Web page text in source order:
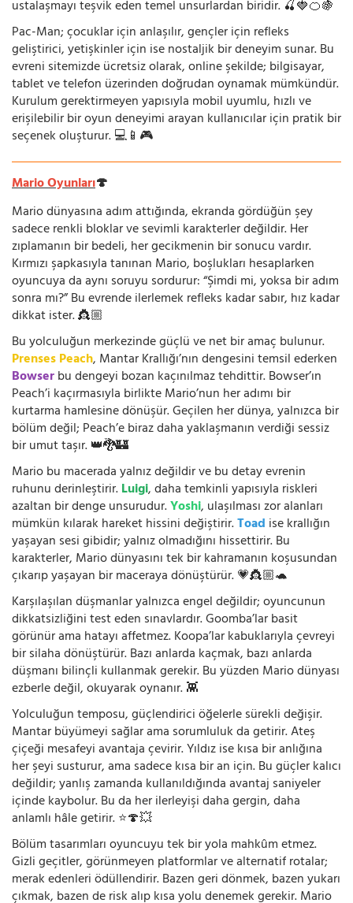
ustalaşmayı teşvik eden temel unsurlardan biridir. 🍒🍓🍊🍇
Pac-Man; çocuklar için anlaşılır, gençler için refleks
geliştirici, yetişkinler için ise nostaljik bir deneyim sunar. Bu
evreni sitemizde ücretsiz olarak, online şekilde; bilgisayar,
tablet ve telefon üzerinden doğrudan oynamak mümkündür.
Kurulum gerektirmeyen yapısıyla mobil uyumlu, hızlı ve
erişilebilir bir oyun deneyimi arayan kullanıcılar için pratik bir
seçenek oluşturur. 💻📱🎮
Mario Oyunları🍄
Mario dünyasına adım attığında, ekranda gördüğün şey
sadece renkli bloklar ve sevimli karakterler değildir. Her
zıplamanın bir bedeli, her gecikmenin bir sonucu vardır.
Kırmızı şapkasıyla tanınan Mario, boşlukları hesaplarken
oyuncuya da aynı soruyu sordurur: “Şimdi mi, yoksa bir adım
sonra mı?” Bu evrende ilerlemek refleks kadar sabır, hız kadar
dikkat ister. 👸🏼
Bu yolculuğun merkezinde güçlü ve net bir amaç bulunur.
Prenses Peach, Mantar Krallığı’nın dengesini temsil ederken
Bowserbu dengeyi bozan kaçınılmaz tehdittir. Bowser’ın
Peach’i kaçırmasıyla birlikte Mario’nun her adımı bir
kurtarma hamlesine dönüşür. Geçilen her dünya, yalnızca bir
bölüm değil; Peach’e biraz daha yaklaşmanın verdiği sessiz
bir umut taşır. 👑🐉🏰
Mario bu macerada yalnız değildir ve bu detay evrenin
ruhunu derinleştirir.Luigi, daha temkinli yapısıyla riskleri
azaltan bir denge unsurudur.Yoshi, ulaşılması zor alanları
mümkün kılarak hareket hissini değiştirir.Toad ise krallığın
yaşayan sesi gibidir; yalnız olmadığını hissettirir. Bu
karakterler, Mario dünyasını tek bir kahramanın koşusundan
çıkarıp yaşayan bir maceraya dönüştürür. 💗👸🏼🐢
Karşılaşılan düşmanlar yalnızca engel değildir; oyuncunun
dikkatsizliğini test eden sınavlardır. Goomba’lar basit
görünür ama hatayı affetmez. Koopa’lar kabuklarıyla çevreyi
bir silaha dönüştürür. Bazı anlarda kaçmak, bazı anlarda
düşmanı bilinçli kullanmak gerekir. Bu yüzden Mario dünyası
ezberle değil, okuyarak oynanır. 👾
Yolculuğun temposu, güçlendirici öğelerle sürekli değişir.
Mantar büyümeyi sağlar ama sorumluluk da getirir. Ateş
çiçeği mesafeyi avantaja çevirir. Yıldız ise kısa bir anlığına
her şeyi susturur, ama sadece kısa bir an için. Bu güçler kalıcı
değildir; yanlış zamanda kullanıldığında avantaj saniyeler
içinde kaybolur. Bu da her ilerleyişi daha gergin, daha
anlamlı hâle getirir. ⭐🍄💥
Bölüm tasarımları oyuncuyu tek bir yola mahkûm etmez.
Gizli geçitler, görünmeyen platformlar ve alternatif rotalar;
merak edenleri ödüllendirir. Bazen geri dönmek, bazen yukarı
çıkmak, bazen de risk alıp kısa yolu denemek gerekir. Mario